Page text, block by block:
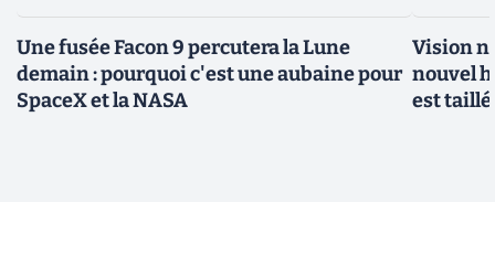
Une fusée Facon 9 percutera la Lune
demain : pourquoi c'est une aubaine pour
SpaceX et la NASA
Vision
nouvel
est taillé